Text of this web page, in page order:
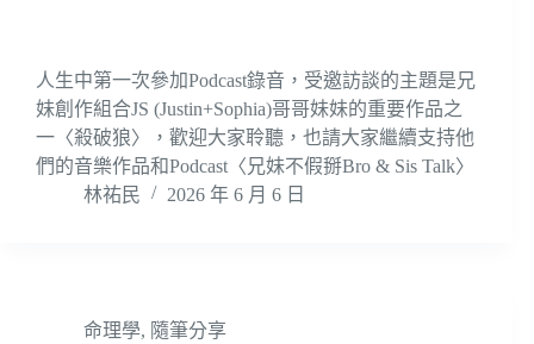
人生中第一次參加Podcast錄音，受邀訪談的主題是兄
妹創作組合JS (Justin+Sophia)哥哥妹妹的重要作品之
一〈殺破狼〉，歡迎大家聆聽，也請大家繼續支持他
們的音樂作品和Podcast〈兄妹不假掰Bro & Sis Talk〉
林祐民
2026 年 6 月 6 日
命理學, 隨筆分享